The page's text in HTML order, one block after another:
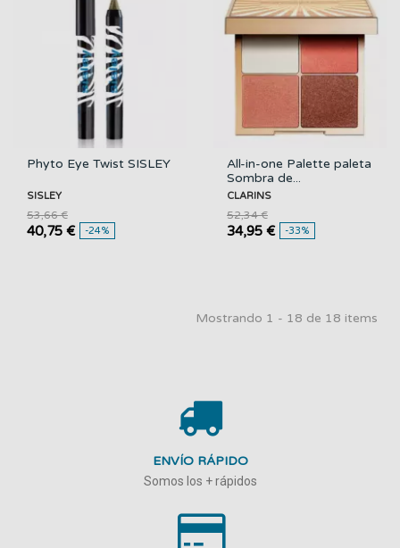
Phyto Eye Twist SISLEY
SISLEY
40,75 €
53,66 €
-24%
All-in-one Palette paleta
Sombra de...
CLARINS
34,95 €
52,34 €
-33%
Mostrando 1 - 18 de 18 items
ENVÍO RÁPIDO
Somos los + rápidos